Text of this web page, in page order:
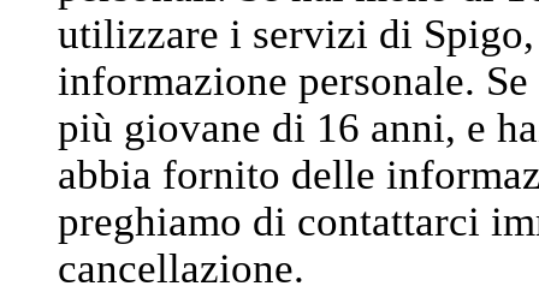
utilizzare i servizi di
informazione personale.
più giovane di 16 anni, e
abbia fornito delle
preghiamo di contattarci
cancellazione.